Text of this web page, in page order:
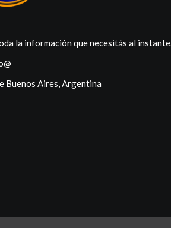
la información que necesitás al instante.
Buenos Aires, Argentina